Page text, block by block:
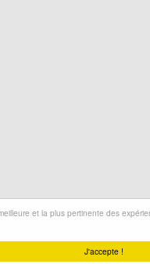
J'accepte !
et la plus pertinente des